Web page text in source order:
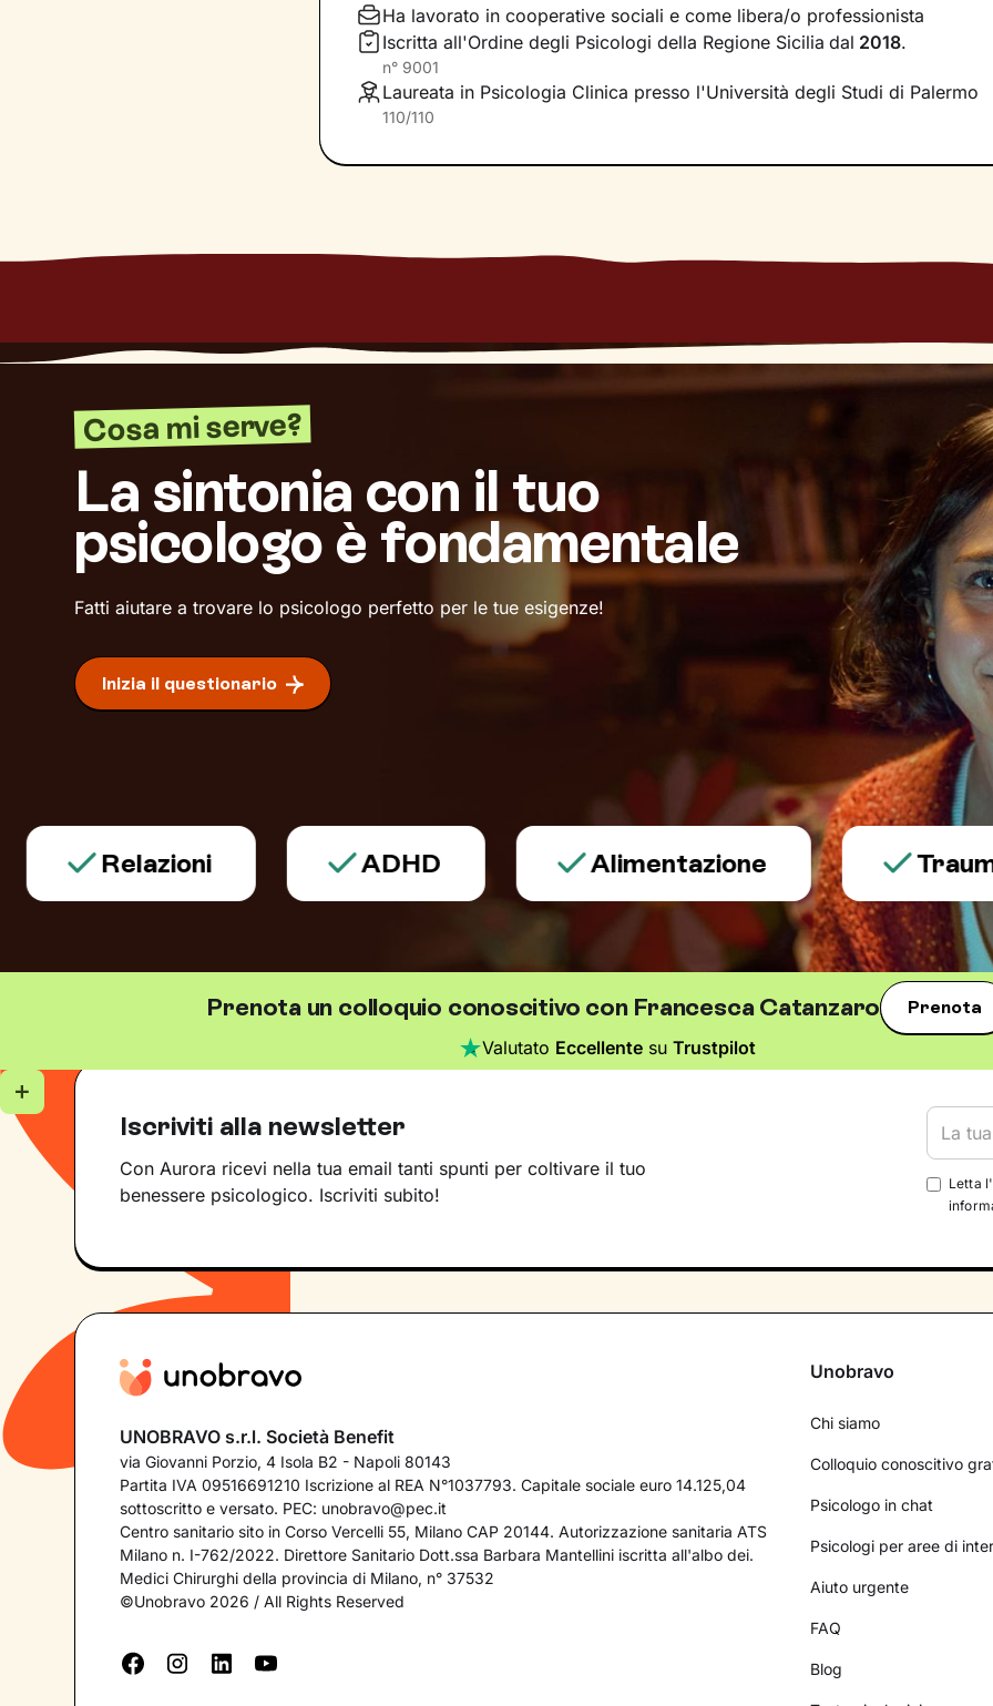
Forte di questa nuova consapevolezza potrai mettere in praticatecniche e
specifici,coerenti con le tue necessità, che individueremo insieme mano a
cammino procede. L’obiettivo del nostro lavoro? Andare a
competenze per permetterti di raggiungere i traguardi di vita che ti poni.
Ha lavorato in cooperative sociali e come libera/o professionista
Iscritta all'Ordine degli Psicologi della Regione Sicilia dal 2018.
n° 9001
Laureata in Psicologia Clinica presso l'Università degli Studi di Palermo
110/110
Cosa mi serve?
La sintonia con il tuo
psicologo è fondamentale
Fatti aiutare a trovare lo psicologo perfetto per le tue esigenze!
Inizia il questionario
Relazioni ADHD Alimentazione Trauma e
Prenota un colloquio conoscitivo con Francesca Catanzaro Prenota
Valutato Eccellente suTrustpilot
Iscriviti alla newsletter
Con Aurora ricevi nella tua email tanti spunti per coltivare il tuo
benessere psicologico. Iscriviti subito!
Letta l'
UNOBRAVO s.r.l. Società Benefit
via Giovanni Porzio, 4 Isola B2 - Napoli 80143
Partita IVA 09516691210 Iscrizione al REA N°1037793. Capitale sociale euro 14.125,04
sottoscritto e versato. PEC: unobravo@pec.it
Centro sanitario sito in Corso Vercelli 55, Milano CAP 20144. Autorizzazione sanitaria ATS
Milano n. I-762/2022. Direttore Sanitario Dott.ssa Barbara Mantellini iscritta all'albo dei.
Medici Chirurghi della provincia di Milano, n° 37532
©Unobravo 2026 / All Rights Reserved
Unobravo
Chi siamo
Colloquio conoscitivo
Psicologo in chat
Psicologi per aree di
Aiuto urgente
FAQ
Blog